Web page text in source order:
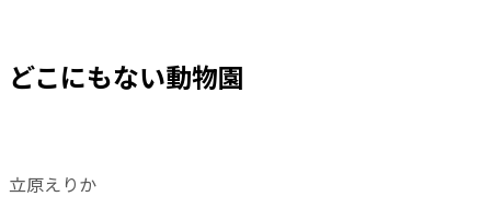
どこにもない動物園
立原えりか